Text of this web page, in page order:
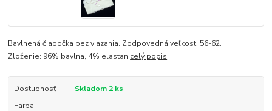
Bavlnená čiapočka bez viazania. Zodpovedná veľkosti 56-62.
Zloženie: 96% bavlna, 4% elastan celý popis
Dostupnosť
Skladom 2 ks
Farba